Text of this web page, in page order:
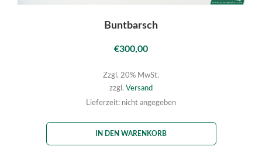
Buntbarsch
€300,00
Zzgl. 20% MwSt.
zzgl. Versand
Lieferzeit: nicht angegeben
IN DEN WARENKORB